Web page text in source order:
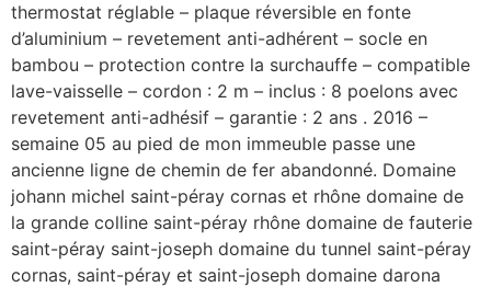
thermostat réglable – plaque réversible en fonte
d’aluminium – revetement anti-adhérent – socle en
bambou – protection contre la surchauffe – compatible
lave-vaisselle – cordon : 2 m – inclus : 8 poelons avec
revetement anti-adhésif – garantie : 2 ans . 2016 –
semaine 05 au pied de mon immeuble passe une
ancienne ligne de chemin de fer abandonné. Domaine
johann michel saint-péray cornas et rhône domaine de
la grande colline saint-péray rhône domaine de fauterie
saint-péray saint-joseph domaine du tunnel saint-péray
cornas, saint-péray et saint-joseph domaine darona